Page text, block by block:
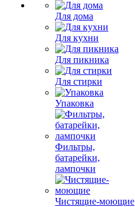
Для дома
Для кухни
Для пикника
Для стирки
Упаковка
Фильтры,
батарейки,
лампочки
Чистящие-моющие